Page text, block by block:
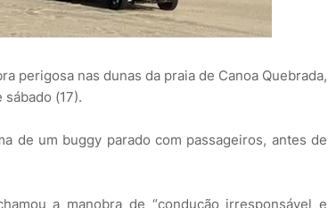
perigosa nas dunas da praia de Canoa Quebrada,
(17).
de um buggy parado com passageiros, antes de
a manobra de “condução irresponsável e